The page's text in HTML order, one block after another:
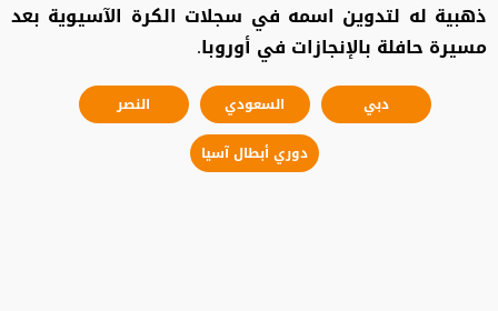
ذهبية له لتدوين اسمه في سجلات الكرة الآسيوية بعد
مسيرة حافلة بالإنجازات في أوروبا.
دبي السعودي
النصر
دوري أبطال آسيا